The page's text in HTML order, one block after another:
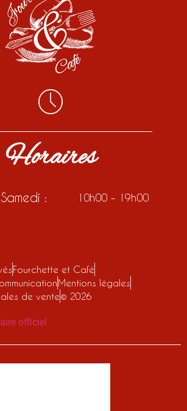
Horaires
: 10h00 – 19h00
Fourchette et Café
Mentions légales
de vente© 2026